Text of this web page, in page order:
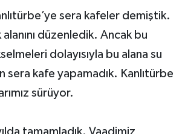
sera kafeler demiştik.
düzenledik. Ancak bu
dolayısıyla bu alana su
sera kafe yapamadık. Kanlıtürbe
sürüyor.
tamamladık. Vaadimiz